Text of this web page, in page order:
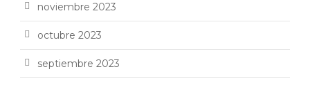
noviembre 2023
octubre 2023
septiembre 2023